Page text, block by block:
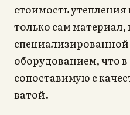
стоимость утепления
только сам материал,
специализированной
оборудованием, что
сопоставимую с
ватой.